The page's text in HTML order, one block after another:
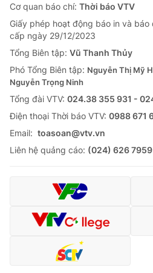
Cơ quan báo chí: Thời báo VTV
Giấy phép hoạt động báo in và
cấp ngày 29/12/2023
Tổng Biên tập: Vũ Thanh Thủy
Phó Tổng Biên tập: Nguyễn Thị Mỹ
Nguyễn Trọng Ninh
Tổng đài VTV: 024.38 355 931 -
Ðiện thoại Thời báo VTV: 0988 671
Email: toasoan@vtv.vn
Liên hệ quảng cáo: (024) 626